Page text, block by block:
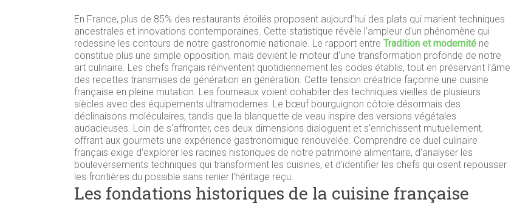
En France, plus de 85% des restaurants étoilés proposent aujourd'hui des plats qui marient techniques
ancestrales et innovations contemporaines. Cette statistique révèle l'ampleur d'un phénomène qui
redessine les contours de notre gastronomie nationale. Le rapport entre Tradition et modernité ne
constitue plus une simple opposition, mais devient le moteur d'une transformation profonde de notre
art culinaire. Les chefs français réinventent quotidiennement les codes établis, tout en préservant l'âme
des recettes transmises de génération en génération. Cette tension créatrice façonne une cuisine
française en pleine mutation. Les fourneaux voient cohabiter des techniques vieilles de plusieurs
siècles avec des équipements ultramodernes. Le bœuf bourguignon côtoie désormais des
déclinaisons moléculaires, tandis que la blanquette de veau inspire des versions végétales
audacieuses. Loin de s'affronter, ces deux dimensions dialoguent et s'enrichissent mutuellement,
offrant aux gourmets une expérience gastronomique renouvelée. Comprendre ce duel culinaire
français exige d'explorer les racines historiques de notre patrimoine alimentaire, d'analyser les
bouleversements techniques qui transforment les cuisines, et d'identifier les chefs qui osent repousser
les frontières du possible sans renier l'héritage reçu.
Les fondations historiques de la cuisine française